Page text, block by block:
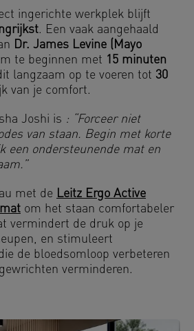
ingerichte werkplek blijft
. Een vaak aangehaald
Dr. James Levine (Mayo
te beginnen met 15 minuten
langzaam op te voeren tot 30
van je comfort.
Joshi is : “Forceer niet
van staan. Begin met korte
een ondersteunende mat en
met de Leitz Ergo Active
om het staan comfortabeler
vermindert de druk op je
en stimuleert
de bloedsomloop verbeteren
verminderen.